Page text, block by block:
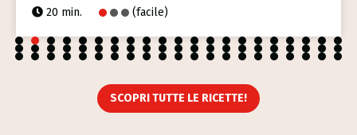
20 min. (facile)
1 2 3 4 5 6 7 8 9 10 11 12 13 14 15 16 17 18 19 20 21
22 23 24 25 26 27 28 29 30 31 32 33 34 35 36 37 38 39 40 41 42
43 44 45 46 47 48 49 50 51 52 53 54 55 56 57 58 59 60 61 62 63
SCOPRI TUTTE LE RICETTE!